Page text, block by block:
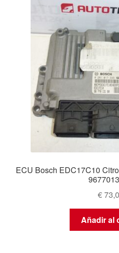
ECU Bosch EDC17C10
€
Añadir al